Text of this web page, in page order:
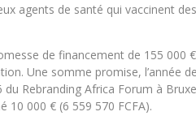
agents de santé qui vaccinent
de financement de 155 000
Une somme promise, l’année
Rebranding Africa Forum à
10 000 € (6 559 570 FCFA).